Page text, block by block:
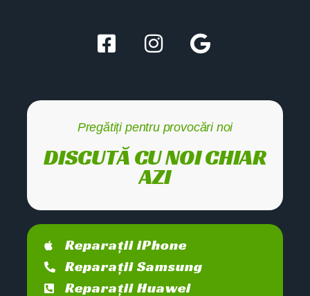
Pregătiți pentru provocări noi
DISCUTĂ CU NOI CHIAR
AZI
Reparații iPhone
Reparații Samsung
Reparații Huawei